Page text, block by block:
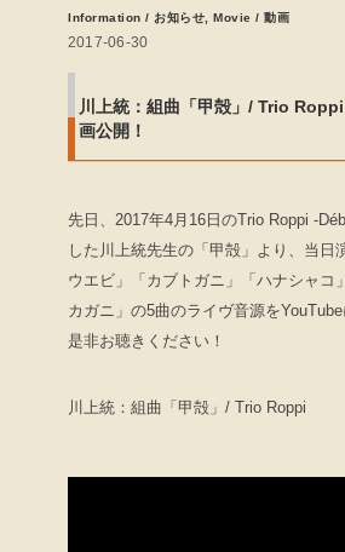
Information / お知らせ Movie / 動画
2017-06-30
川上統：組曲「甲殻」/ Trio
画公開！
先日、2017年4月16日のTrio Roppi -
した川上統先生の「甲殻」より、当日
ウエビ」「カブトガニ」「ハナシャコ
カガニ」の5曲のライヴ音源を
是非お聴きください！
川上統：組曲「甲殻」/ Trio Roppi